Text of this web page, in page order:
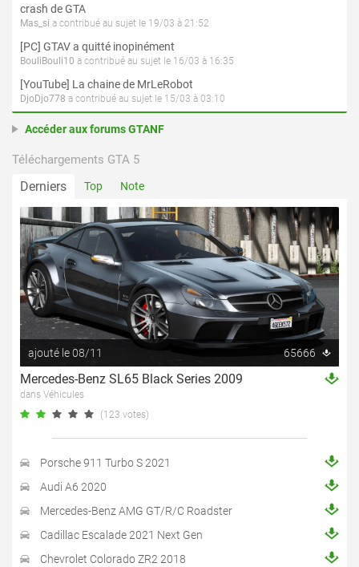
crash de GTA
Mas_si a contribué au sujet le 19/03 à 21:52
[PC] GTAV a quitté inopinément
BouliBouli10 a contribué au sujet le 16/03 à 16:35
[YouTube] La chaine de MrLeRobot
DjoDjo778 a contribué au sujet le 15/03 à 03:10
Accéder aux forums GTANF
Téléchargements GTA 5
Derniers Top Note
ajouté le 08/11 65666
Mercedes-Benz SL65 Black Series 2009
dans Véhicules
(123 votes)
Porsche 911 Turbo S 2021
Audi A6 2020
Mercedes-Benz AMG GT/R/C Roadster
Cadillac Escalade 2021 Next Gen
Chevrolet Colorado ZR2 2018